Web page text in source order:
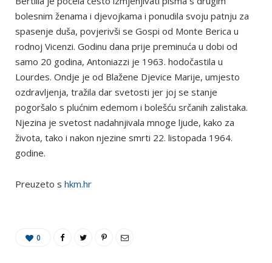
bolesnim ženama i djevojkama i ponudila svoju patnju za
spasenje duša, povjerivši se Gospi od Monte Berica u
rodnoj Vicenzi. Godinu dana prije preminuća u dobi od
samo 20 godina, Antoniazzi je 1963. hodočastila u
Lourdes. Ondje je od Blažene Djevice Marije, umjesto
ozdravljenja, tražila dar svetosti jer joj se stanje
pogoršalo s plućnim edemom i bolešću srčanih zalistaka.
Njezina je svetost nadahnjivala mnoge ljude, kako za
života, tako i nakon njezine smrti 22. listopada 1964.
godine.
Preuzeto s hkm.hr
0